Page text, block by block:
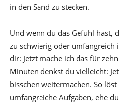
in den Sand zu stecken.
Und wenn du das Gefühl hast,
zu schwierig oder umfangreich
dir: Jetzt mache ich das für
Minuten denkst du vielleicht:
bisschen weitermachen. So
umfangreiche Aufgaben, ehe